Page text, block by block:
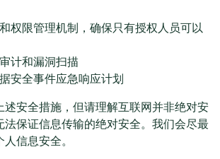
权限管理机制，确保只有授权人员可以
计和漏洞扫描
安全事件应急响应计划
述安全措施，但请理解互联网并非绝对安
法保证信息传输的绝对安全。我们会尽最
信息安全。